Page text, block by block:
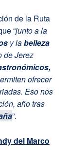
de la Ruta
“junto a la
y labelleza
de Jerez
ofrecer
Eso nos
año tras
”.
del Marco